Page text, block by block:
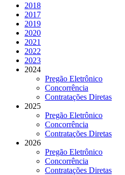
2018
2017
2019
2020
2021
2022
2023
2024
Pregão Eletrônico
Concorrência
Contratações Diretas
2025
Pregão Eletrônico
Concorrência
Contratações Diretas
2026
Pregão Eletrônico
Concorrência
Contratações Diretas